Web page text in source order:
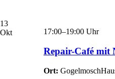
13
Okt
17:00–19:00 Uhr
Repair-Café mit
Ort: